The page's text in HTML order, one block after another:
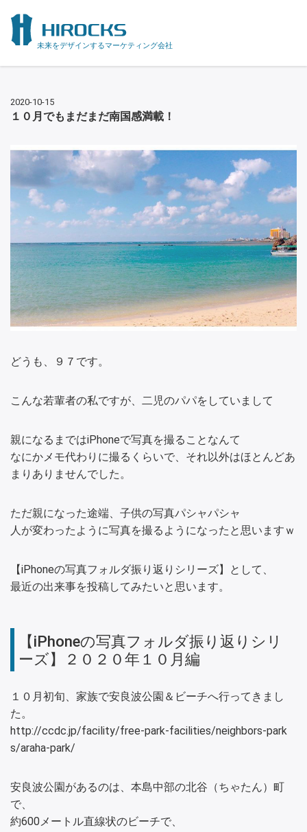
未来をデザインするマーケティング会社
2020-10-15
１０月でもまだまだ南国感満載！
どうも、９７です。
こんな若輩者の私ですが、二児のパパをしていまして
親になるまではiPhoneで写真を撮ることなんて
なにかメモ代わりに撮るくらいで、それ以外はほとんどあ
まりありませんでした。
ただ親になった途端、子供の写真パシャパシャ
人が変わったように写真を撮るようになったと思いますｗ
【iPhoneの写真フォルダ振り返りシリーズ】として、
最近の出来事を投稿してみたいと思います。
【iPhoneの写真フォルダ振り返りシリ
ーズ】２０２０年１０月編
１０月初旬、家族で安良波公園＆ビーチへ行ってきまし
た。
http://ccdc.jp/facility/free-park-facilities/neighbors-park
s/araha-park/
安良波公園があるのは、本島中部の北谷（ちゃたん）町
で、
約600メートル直線状のビーチで、